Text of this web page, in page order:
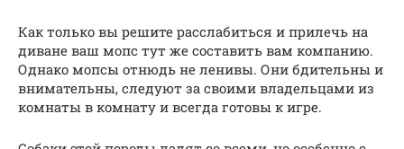
Как только вы решите расслабиться и прилечь на
диване ваш мопс тут же составить вам компанию.
Однако мопсы отнюдь не ленивы. Они бдительны и
внимательны, следуют за своими владельцами из
комнаты в комнату и всегда готовы к игре.